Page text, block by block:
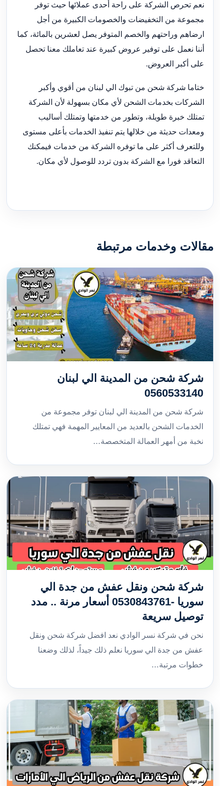
نعم تحرص الشركة على راحة أحدى عملائها حيث توفر
مجموعة من التخفيضات والخصومات الكبيرة من أجل
ارضاهم وراحتهم والخصم المتوفر يصل لعشرين بالمائة، كما
أننا نعمل على توفير عروض كبيرة عند تعاملك معنا تحصل
على أكبر العروض.
ختاما شركة شحن من تبوك الي لبنان من أقوي وأكبر
الشركات بخدمات الشحن لأي مكان بسهولة لأن الشركة
تمتلك خبرة طويلة، وتطور من خدمتها وتمتلك أساليب
ومعدات حديثة من خلالها يتم تنفيذ الخدمات بأعلى مستوى
وللتعرف أكثر على ما توفره الشركة من خدمات فيمكنك
التعاقد فورا مع الشركة بدون تردد للوصول لأي مكان.
مقالات وخدمات مرتبطة
شركة شحن من المدينة الي لبنان
0560533140
شركة شحن من المدينة الي لبنان توفر مجموعة من
الخدمات الشحن بالعديد من المعايير المهمة فهي تمتلك
نخبة من أمهر العمالة المتخصصة…
شركة شحن ونقل عفش من جدة الي
سوريا -0530843761 أسعار مرنة .. مدد
توصيل سريعة
نحن في شركة نسر الوادي نعد افضل شركة شحن ونقل
عفش من جدة الي سوريا نعلم ذلك جيداً، لذلك وضعنا
خطوات مرتبة…